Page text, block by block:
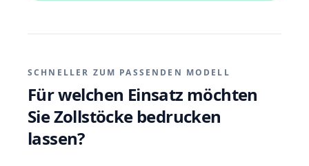
SCHNELLER ZUM PASSENDEN MODELL
Für welchen Einsatz möchten
Sie Zollstöcke bedrucken
lassen?